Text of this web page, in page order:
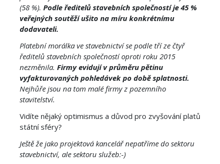
(58 %). Podle ředitelů stavebních společností je 45 %
veřejných soutěží ušito na míru konkrétnímu
dodavateli.
Platební morálka ve stavebnictví se podle tří ze čtyř
ředitelů stavebních společností oproti roku 2015
nezměnila. Firmy evidují v průměru pětinu
vyfakturovaných pohledávek po době splatnosti.
Nejhůře jsou na tom malé firmy z pozemního
stavitelství.
Vidíte nějaký optimismus a důvod pro zvyšování platů
státní sféry?
Ještě že jako projektová kancelář nepatříme do sektoru
stavebnictví, ale sektoru služeb:-)